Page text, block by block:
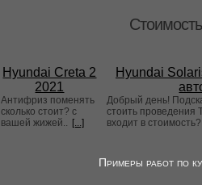
Hyundai Creta 2
2021
Антифриз поменять
сколько стоит? с
вашей жижей.. [...]
Hyundai
Добрый день!
стоить проведения
входит в
Примеры работ по